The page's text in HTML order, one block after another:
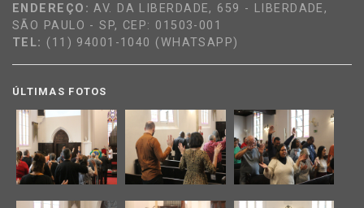
ENDEREÇO:AV. DA LIBERDADE, 659 - LIBERDADE,
SÃO PAULO - SP, CEP: 01503-001
TEL: (11) 94001-1040 (WHATSAPP)
ÚLTIMAS FOTOS